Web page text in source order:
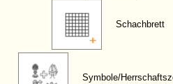
Schachbrett
Symbole/